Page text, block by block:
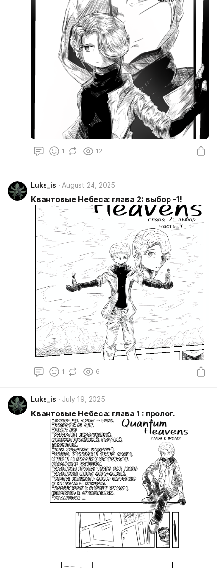
1 12
Luks_is August 24, 2025
Квантовые Небеса: глава 2: выбор -1!
1 6
Luks_is July 19, 2025
Квантовые Небеса: глава 1 : пролог.